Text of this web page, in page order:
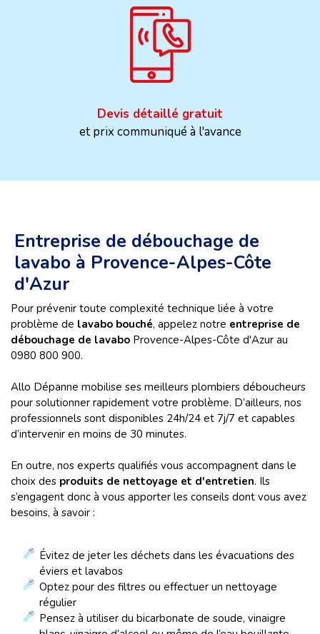
Devis détaillé gratuit
et prix communiqué à l'avance
Entreprise de débouchage de
lavabo à Provence-Alpes-Côte
d'Azur
Pour prévenir toute complexité technique liée à votre
problème de lavabo bouché, appelez notre entreprise de
débouchage de lavabo Provence-Alpes-Côte d'Azur au
0980 800 900.
Allo Dépanne mobilise ses meilleurs plombiers déboucheurs
pour solutionner rapidement votre problème. D’ailleurs, nos
professionnels sont disponibles 24h/24 et 7j/7 et capables
d’intervenir en moins de 30 minutes.
En outre, nos experts qualifiés vous accompagnent dans le
choix des produits de nettoyage et d'entretien. Ils
s’engagent donc à vous apporter les conseils dont vous avez
besoins, à savoir :
Évitez de jeter les déchets dans les évacuations des
éviers et lavabos
Optez pour des filtres ou effectuer un nettoyage
régulier
Pensez à utiliser du bicarbonate de soude, vinaigre